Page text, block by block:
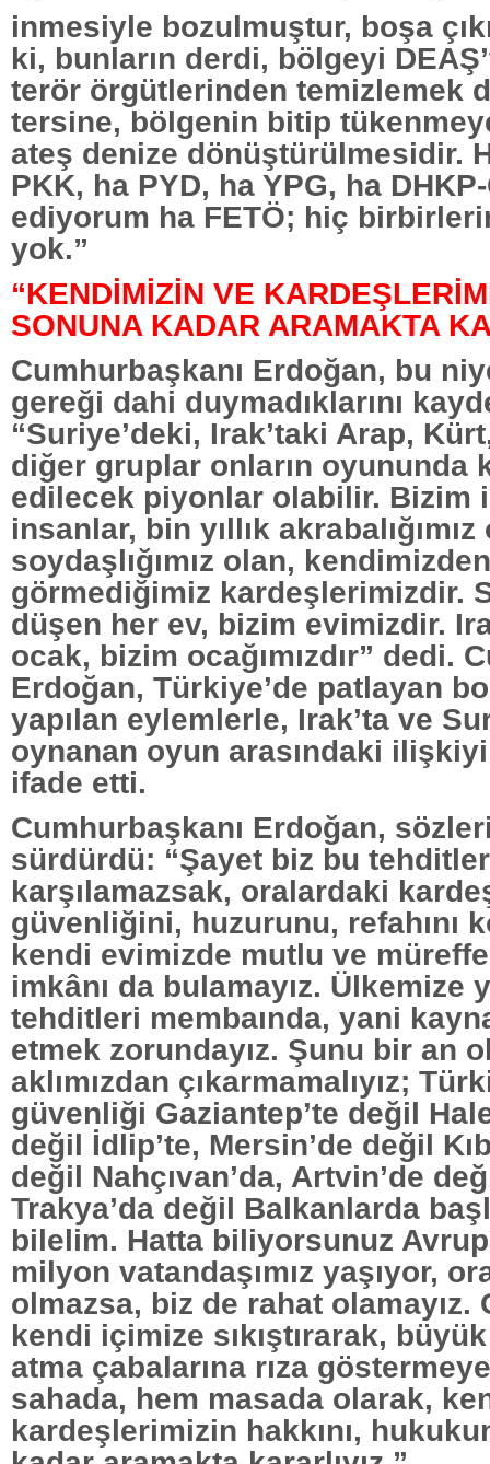
inmesiyle bozulmuştur, boşa
ki, bunların derdi, bölgeyi
terör örgütlerinden temizlemek
tersine, bölgenin bitip
ateş denize dönüştürülmesidir.
PKK, ha PYD, ha YPG, ha
ediyorum ha FETÖ; hiç
yok.”
“KENDİMİZİN VE
SONUNA KADAR ARAMAKTA
Cumhurbaşkanı Erdoğan, bu
gereği dahi duymadıklarını
“Suriye’deki, Irak’taki Arap,
diğer gruplar onların oyununda
edilecek piyonlar olabilir. Bizim
insanlar, bin yıllık akrabalığımız
soydaşlığımız olan,
görmediğimiz kardeşlerimizdir.
düşen her ev, bizim evimizdir.
ocak, bizim ocağımızdır” dedi.
Erdoğan, Türkiye’de patlayan
yapılan eylemlerle, Irak’ta ve
oynanan oyun arasındaki
ifade etti.
Cumhurbaşkanı Erdoğan,
sürdürdü: “Şayet biz bu
karşılamazsak, oralardaki
güvenliğini, huzurunu, refahını
kendi evimizde mutlu ve
imkânı da bulamayız. Ülkemize
tehditleri membaında, yani
etmek zorundayız. Şunu bir an
aklımızdan çıkarmamalıyız;
güvenliği Gaziantep’te değil
değil İdlip’te, Mersin’de değil
değil Nahçıvan’da, Artvin’de
Trakya’da değil Balkanlarda
bilelim. Hatta biliyorsunuz
milyon vatandaşımız yaşıyor,
olmazsa, biz de rahat olamayız.
kendi içimize sıkıştırarak,
atma çabalarına rıza
sahada, hem masada olarak,
kardeşlerimizin hakkını,